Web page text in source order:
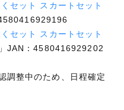
セット スカートセット
セット スカートセット
」JAN：4580416929202
調整中のため、日程確定